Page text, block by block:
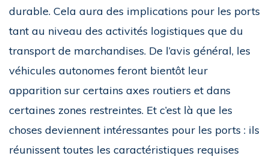
durable. Cela aura des implications pour les ports
tant au niveau des activités logistiques que du
transport de marchandises. De l’avis général, les
véhicules autonomes feront bientôt leur
apparition sur certains axes routiers et dans
certaines zones restreintes. Et c’est là que les
choses deviennent intéressantes pour les ports : ils
réunissent toutes les caractéristiques requises